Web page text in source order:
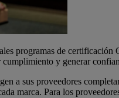
programas de certificación
y generar
a sus proveedores
marca. Para los